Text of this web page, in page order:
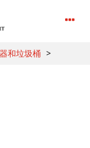
和垃圾桶 >